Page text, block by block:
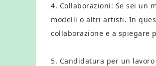
4. Collaborazioni: Se sei un
modelli o altri artisti. In
collaborazione e a spiegare
5. Candidatura per un